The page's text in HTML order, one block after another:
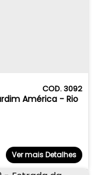
3092
América - Rio
Ver mais Detalhes